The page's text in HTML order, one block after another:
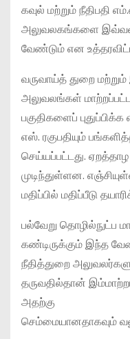
கவுல் மற்றும் நீதிபதி
அலுவலகங்களை
வேண்டும் என
வருவாய்த் துறை
அலுவலங்கள்
பகுதிகளைப்
எஸ். ரகுபதியும்
செய்யப்பட்டது.
முடிந்துள்ளன.
மதிப்பில் மதிப்பீடு
பல்வேறு தொழில்நுட்ப
கண்டிருக்கும் இந்த
நீதித்துறை
தருவதில்தான்
அதற்கு
செம்மையானதாகவும்